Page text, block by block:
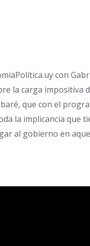
con
la carga impositiva
que con el
la implicancia que
al gobierno en